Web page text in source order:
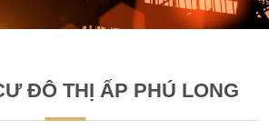
ĐÔ THỊ ẤP PHÚ LONG